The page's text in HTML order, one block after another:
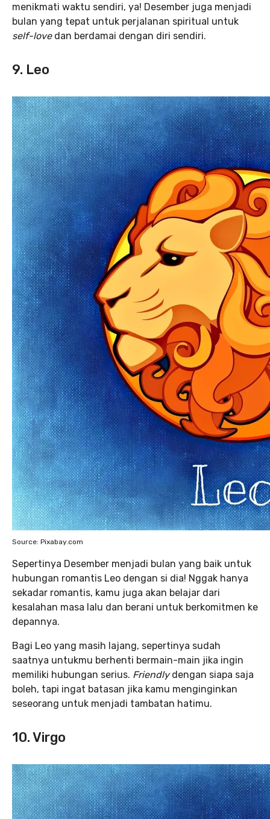
menikmati waktu sendiri, ya! Desember juga menjadi
bulan yang tepat untuk perjalanan spiritual untuk
self-love dan berdamai dengan diri sendiri.
9. Leo
Source: Pixabay.com
Sepertinya Desember menjadi bulan yang baik untuk
hubungan romantis Leo dengan si dia! Nggak hanya
sekadar romantis, kamu juga akan belajar dari
kesalahan masa lalu dan berani untuk berkomitmen ke
depannya.
Bagi Leo yang masih lajang, sepertinya sudah
saatnya untukmu berhenti bermain-main jika ingin
memiliki hubungan serius. Friendlydengan siapa saja
boleh, tapi ingat batasan jika kamu menginginkan
seseorang untuk menjadi tambatan hatimu.
10. Virgo